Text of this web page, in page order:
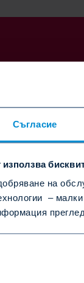
Съгласие
използва
на
–